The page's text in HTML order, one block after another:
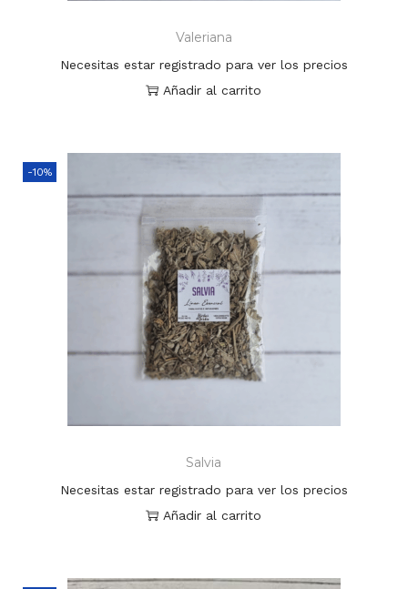
Valeriana
Necesitas estar registrado para ver los precios
Añadir al carrito
-10%
Salvia
Necesitas estar registrado para ver los precios
Añadir al carrito